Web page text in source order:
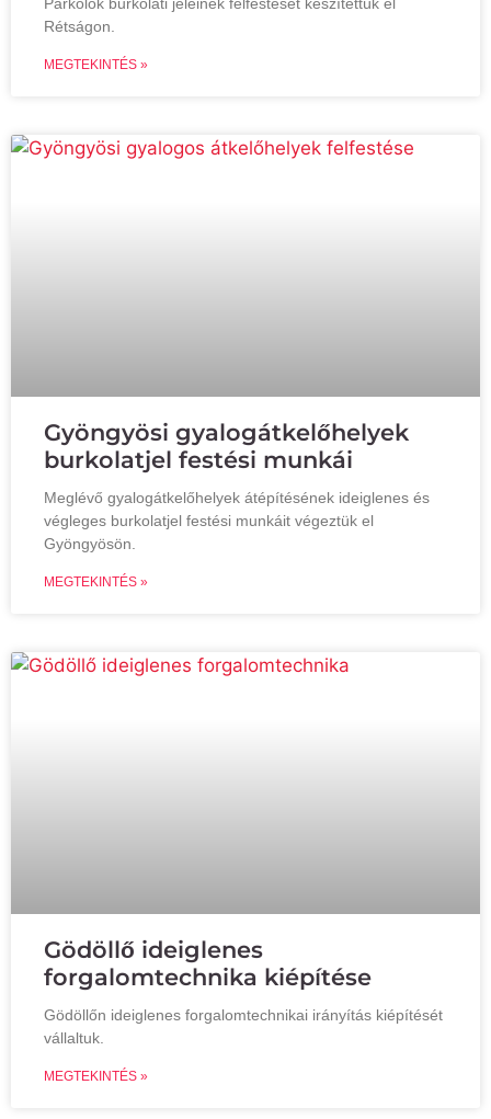
Rétságon.
MEGTEKINTÉS »
Gyöngyösi gyalogátkelőhelyek
burkolatjel festési munkái
Meglévő gyalogátkelőhelyek átépítésének ideiglenes és
végleges burkolatjel festési munkáit végeztük el
Gyöngyösön.
MEGTEKINTÉS »
Gödöllő ideiglenes
forgalomtechnika kiépítése
Gödöllőn ideiglenes forgalomtechnikai irányítás kiépítését
vállaltuk.
MEGTEKINTÉS »